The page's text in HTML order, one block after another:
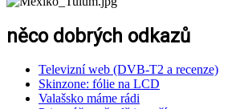
něco dobrých odkazů
Televizní web (DVB-T2 a recenze)
Skinzone: fólie na LCD
Valašsko máme rádi